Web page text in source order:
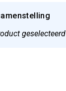
geselecteerd